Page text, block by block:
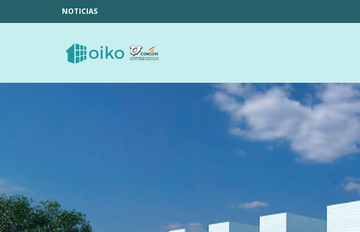
NOTICIAS